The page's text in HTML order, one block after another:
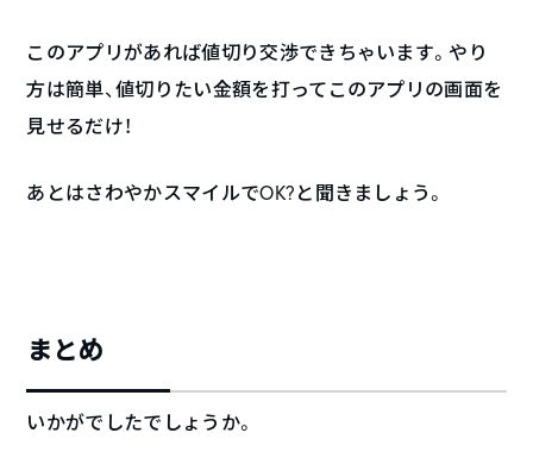
このアプリがあれば値切り交渉できちゃいます。やり
方は簡単、値切りたい金額を打ってこのアプリの画面を
見せるだけ！
あとはさわやかスマイルでOK?と聞きましょう。
まとめ
いかがでしたでしょうか。